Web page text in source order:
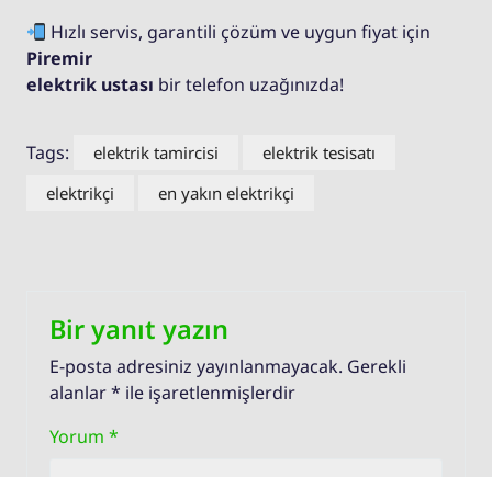
Hızlı servis, garantili çözüm ve uygun fiyat için
Piremir
elektrik ustası bir telefon uzağınızda!
Tags: elektrik tamircisi
elektrik tesisatı
elektrikçi
en yakın elektrikçi
Bir yanıt yazın
E-posta adresiniz yayınlanmayacak. Gerekli
alanlar* ile işaretlenmişlerdir
Yorum *